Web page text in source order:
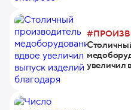
увеличил